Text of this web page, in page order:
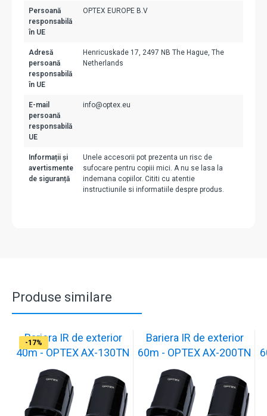
Persoană
responsabilă
în UE
OPTEX EUROPE B.V
Adresă
persoană
responsabilă
în UE
Henricuskade 17, 2497 NB The Hague, The
Netherlands
E-mail
persoană
responsabilă
UE
info@optex.eu
Informații și
avertismente
de siguranță
Unele accesorii pot prezenta un risc de
sufocare pentru copiii mici. A nu se lasa la
indemana copiilor. Cititi cu atentie
instructiunile si informatiile despre produs.
Produse similare
-17%
Bariera IR de exterior
40m - OPTEX AX-130TN
-17%
Bariera IR de exterior
60m - OPTEX AX-200TN
-17%
-17%
-17%
-17%
-17%
-17%
-17%